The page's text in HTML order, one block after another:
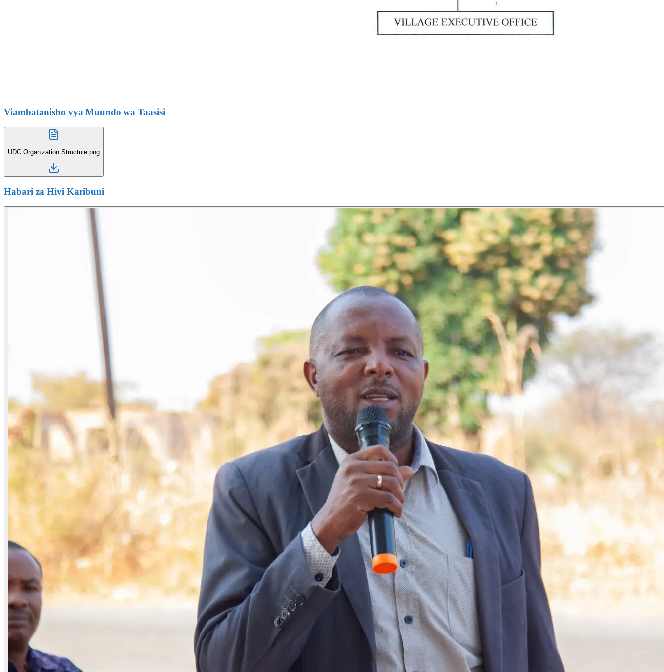
Viambatanisho vya Muundo wa Taasisi
UDC Organization Structure.png
Habari za Hivi Karibuni